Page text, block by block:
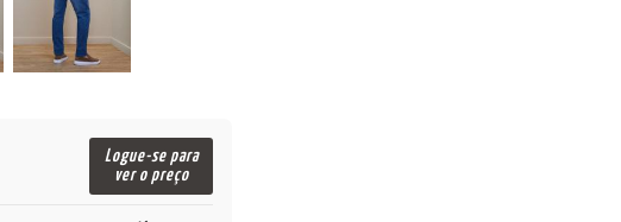
Logue-se para
ver o preço